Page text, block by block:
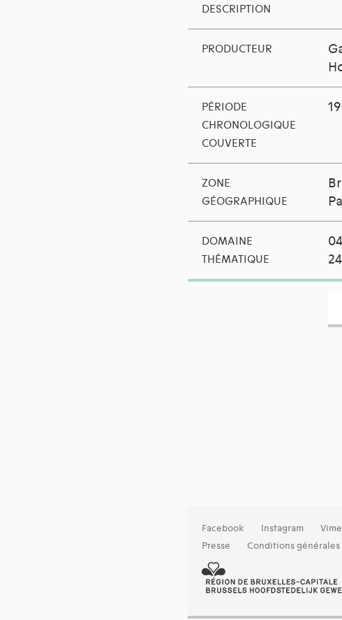
DESCRIPTION
PRODUCTEUR
PÉRIODE
CHRONOLOGIQUE
COUVERTE
ZONE
GÉOGRAPHIQUE
DOMAINE
THÉMATIQUE
Facebook Instagram
Presse
Conditions générales